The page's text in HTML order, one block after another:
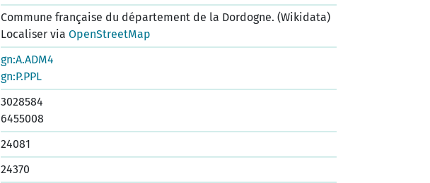
Commune française du département de la Dordogne. (Wikidata)
Localiser via OpenStreetMap
gn:A.ADM4
gn:P.PPL
3028584
6455008
24081
24370